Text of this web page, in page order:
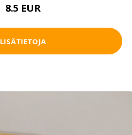
8.5 EUR
LISÄTIETOJA